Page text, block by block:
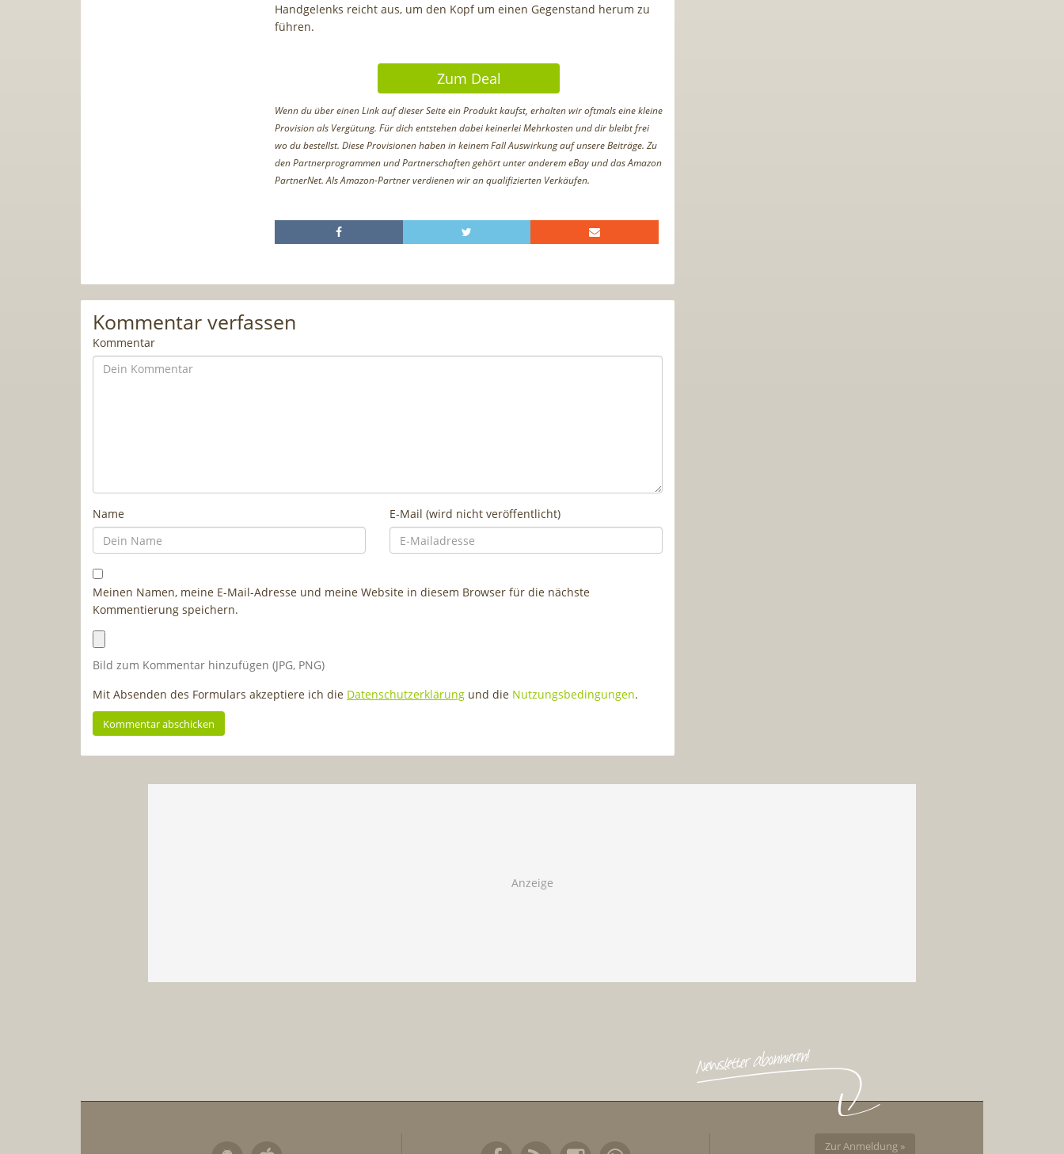
Handgelenks reicht aus, um den Kopf um einen Gegenstand herum zu
führen.
Zum Deal
Wenn du über einen Link auf dieser Seite ein Produkt kaufst, erhalten wir oftmals eine kleine
Provision als Vergütung. Für dich entstehen dabei keinerlei Mehrkosten und dir bleibt frei
wo du bestellst. Diese Provisionen haben in keinem Fall Auswirkung auf unsere Beiträge. Zu
den Partnerprogrammen und Partnerschaften gehört unter anderem eBay und das Amazon
PartnerNet. Als Amazon-Partner verdienen wir an qualifizierten Verkäufen.
Kommentar verfassen
Kommentar
Name E-Mail (wird nicht veröffentlicht)
Meinen Namen, meine E-Mail-Adresse und meine Website in diesem Browser für die nächste
Kommentierung speichern.
Bild zum Kommentar hinzufügen (JPG, PNG)
Mit Absenden des Formulars akzeptiere ich die Datenschutzerklärung und die Nutzungsbedingungen.
Zur Anmeldung »